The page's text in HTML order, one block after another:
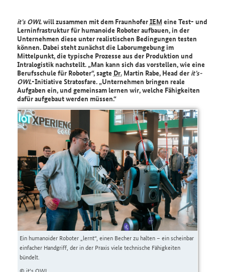
it’sOWLwill zusammen mit dem FraunhoferIEM eine Test- und
Lerninfrastruktur für humanoide Roboter aufbauen, in der
Unternehmen diese unter realistischen Bedingungen testen
können. Dabei steht zunächst die Laborumgebung im
Mittelpunkt, die typische Prozesse aus der Produktion und
Intralogistik nachstellt. Man kann sich das vorstellen, wie eine
Berufsschule für Roboter , sagte Dr.Martin Rabe, Head der it’s-
OWL-Initiative Stratosfare. Unternehmen bringen reale
Aufgaben ein, und gemeinsam lernen wir, welche Fähigkeiten
dafür aufgebaut werden müssen.
Ein humanoider Roboter „lernt“, einen Becher zu halten – ein scheinbar
einfacher Handgriff, der in der Praxis viele technische Fähigkeiten
bündelt.
© it’s OWL